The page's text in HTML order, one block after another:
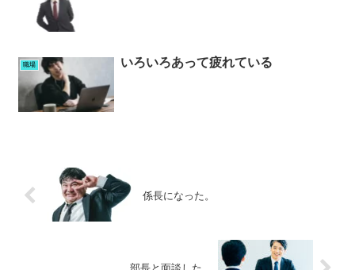
職場 いろいろあって疲れている
係長になった。